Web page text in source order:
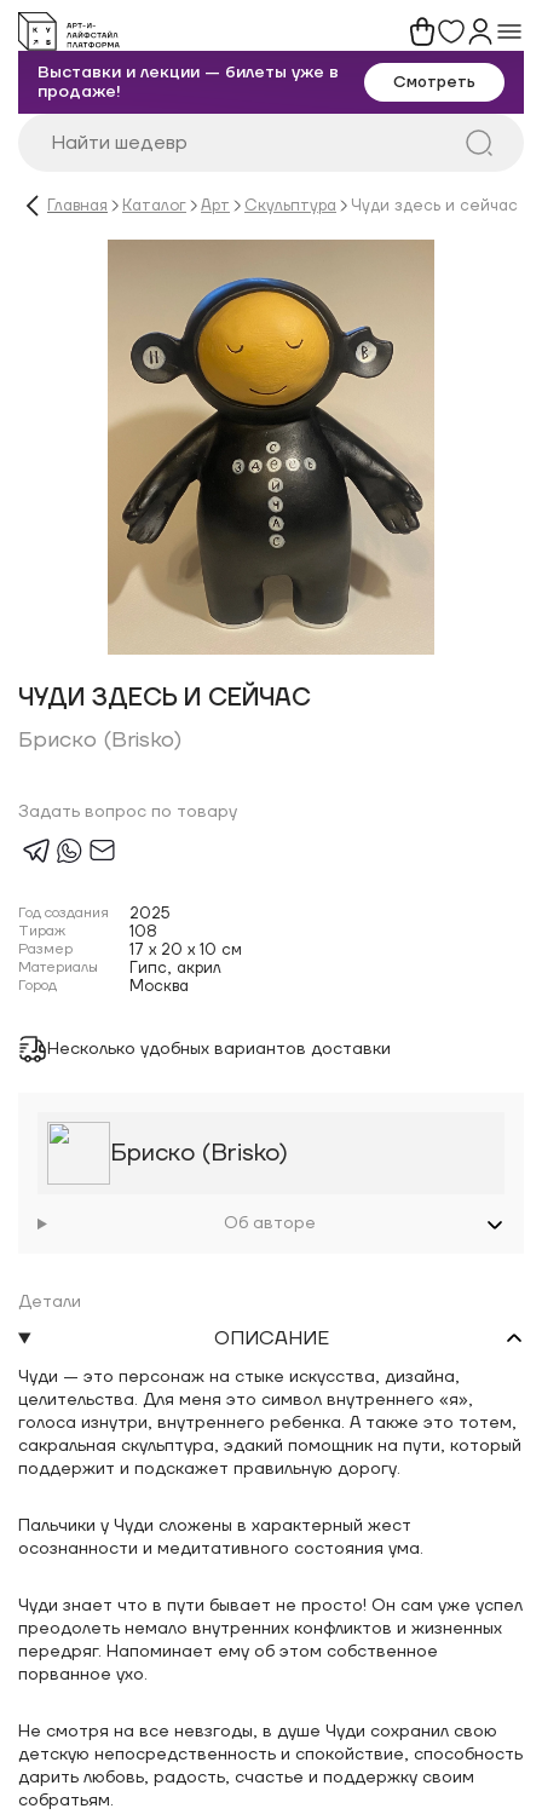
Выставки и лекции — билеты уже в
продаже!
Смотреть
Главная Каталог Арт Скульптура Чуди здесь и сейчас
ЧУДИ ЗДЕСЬ И СЕЙЧАС
Бриско (Brisko)
Задать вопрос по товару
Год создания 2025
Тираж 108
Размер 17 x 20 x 10 см
Материалы Гипс, акрил
Город Москва
Несколько удобных вариантов доставки
Бриско (Brisko)
Об авторе
Детали
ОПИСАНИЕ
Чуди — это персонаж на стыке искусства, дизайна,
целительства. Для меня это символ внутреннего «я»,
голоса изнутри, внутреннего ребенка. А также это тотем,
сакральная скульптура, эдакий помощник на пути, который
поддержит и подскажет правильную дорогу.
Пальчики у Чуди сложены в характерный жест
осознанности и медитативного состояния ума.
Чуди знает что в пути бывает не просто! Он сам уже успел
преодолеть немало внутренних конфликтов и жизненных
передряг. Напоминает ему об этом собственное
порванное ухо.
Не смотря на все невзгоды, в душе Чуди сохранил свою
детскую непосредственность и спокойствие, способность
дарить любовь, радость, счастье и поддержку своим
собратьям.